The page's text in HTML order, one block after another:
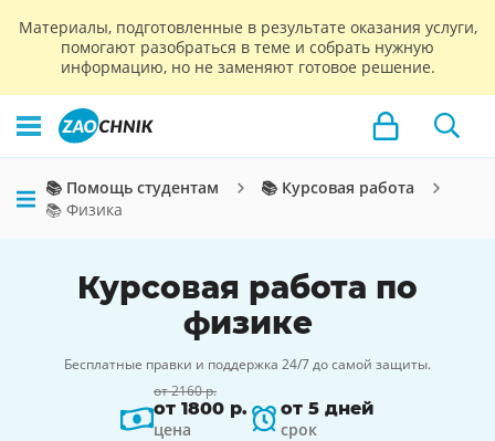
Материалы, подготовленные в результате оказания услуги,
помогают разобраться в теме и собрать нужную
информацию, но не заменяют готовое решение.
📚 Помощь студентам
📚 Курсовая работа
📚 Физика
Курсовая работа по
физике
Бесплатные правки и поддержка 24/7 до самой защиты.
от 2160 р.
от 1800 р.
цена
от 5 дней
срок